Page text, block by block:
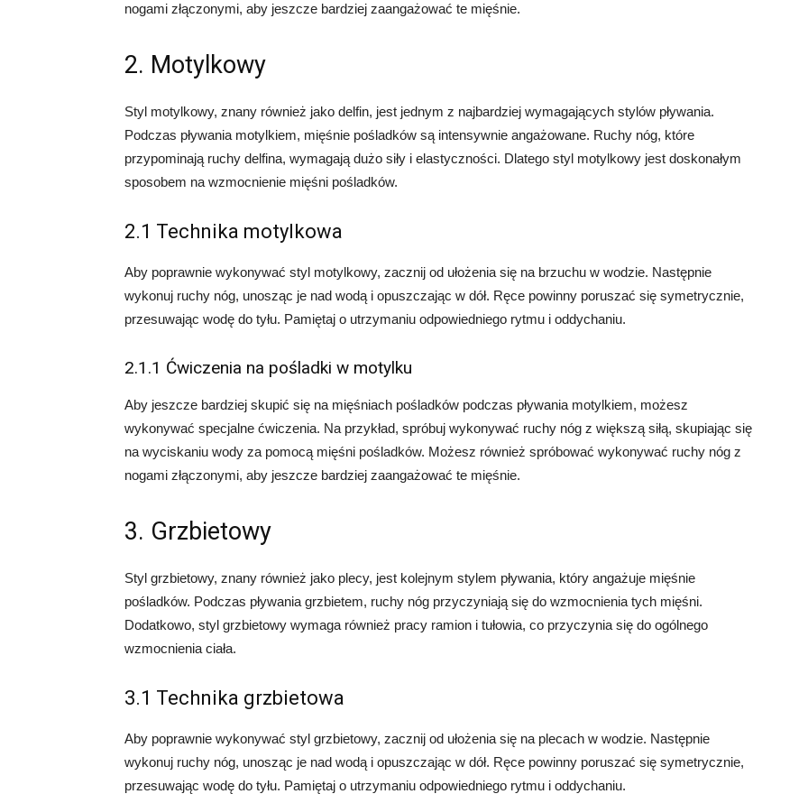
nogami złączonymi, aby jeszcze bardziej zaangażować te mięśnie.
2. Motylkowy
Styl motylkowy, znany również jako delfin, jest jednym z najbardziej wymagających stylów pływania.
Podczas pływania motylkiem, mięśnie pośladków są intensywnie angażowane. Ruchy nóg, które
przypominają ruchy delfina, wymagają dużo siły i elastyczności. Dlatego styl motylkowy jest doskonałym
sposobem na wzmocnienie mięśni pośladków.
2.1 Technika motylkowa
Aby poprawnie wykonywać styl motylkowy, zacznij od ułożenia się na brzuchu w wodzie. Następnie
wykonuj ruchy nóg, unosząc je nad wodą i opuszczając w dół. Ręce powinny poruszać się symetrycznie,
przesuwając wodę do tyłu. Pamiętaj o utrzymaniu odpowiedniego rytmu i oddychaniu.
2.1.1 Ćwiczenia na pośladki w motylku
Aby jeszcze bardziej skupić się na mięśniach pośladków podczas pływania motylkiem, możesz
wykonywać specjalne ćwiczenia. Na przykład, spróbuj wykonywać ruchy nóg z większą siłą, skupiając się
na wyciskaniu wody za pomocą mięśni pośladków. Możesz również spróbować wykonywać ruchy nóg z
nogami złączonymi, aby jeszcze bardziej zaangażować te mięśnie.
3. Grzbietowy
Styl grzbietowy, znany również jako plecy, jest kolejnym stylem pływania, który angażuje mięśnie
pośladków. Podczas pływania grzbietem, ruchy nóg przyczyniają się do wzmocnienia tych mięśni.
Dodatkowo, styl grzbietowy wymaga również pracy ramion i tułowia, co przyczynia się do ogólnego
wzmocnienia ciała.
3.1 Technika grzbietowa
Aby poprawnie wykonywać styl grzbietowy, zacznij od ułożenia się na plecach w wodzie. Następnie
wykonuj ruchy nóg, unosząc je nad wodą i opuszczając w dół. Ręce powinny poruszać się symetrycznie,
przesuwając wodę do tyłu. Pamiętaj o utrzymaniu odpowiedniego rytmu i oddychaniu.